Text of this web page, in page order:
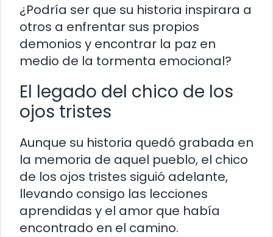
¿Podría ser que su historia inspirara a
otros a enfrentar sus propios
demonios y encontrar la paz en
medio de la tormenta emocional?
El legado del chico de los
ojos tristes
Aunque su historia quedó grabada en
la memoria de aquel pueblo, el chico
de los ojos tristes siguió adelante,
llevando consigo las lecciones
aprendidas y el amor que había
encontrado en el camino.